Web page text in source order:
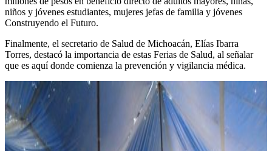
niños y jóvenes estudiantes, mujeres jefas de familia y jóvenes
Construyendo el Futuro.
Finalmente, el secretario de Salud de Michoacán, Elías Ibarra
Torres, destacó la importancia de estas Ferias de Salud, al señalar
que es aquí donde comienza la prevención y vigilancia médica.